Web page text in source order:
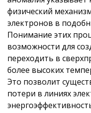
физический
электронов в
Понимание этих
возможности для
переходить в
более высоких
Это позволит
потери в линиях